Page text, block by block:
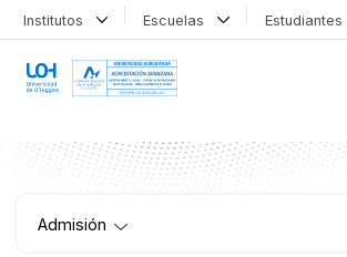
Institutos Escuelas Estudiantes
Admisión